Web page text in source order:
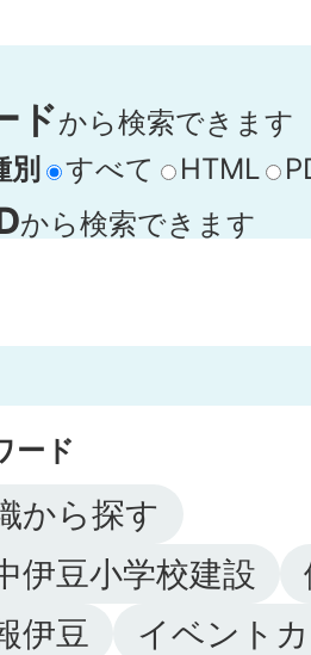
ドから検索できます
別
すべて HTML
から検索できます
ード
から探す
伊豆小学校建設
伊豆
イベント